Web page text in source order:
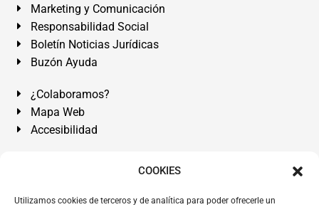
COOKIES
Utilizamos cookies de terceros y de analítica para poder ofrecerle un
Marketing y Comunicación
Responsabilidad Social
Boletín Noticias Jurídicas
Buzón Ayuda
¿Colaboramos?
Mapa Web
Accesibilidad
Álvarez Abogados Tenerife:Calle Teobaldo Power Nº 7,
de Tenerife. Islas Canarias.